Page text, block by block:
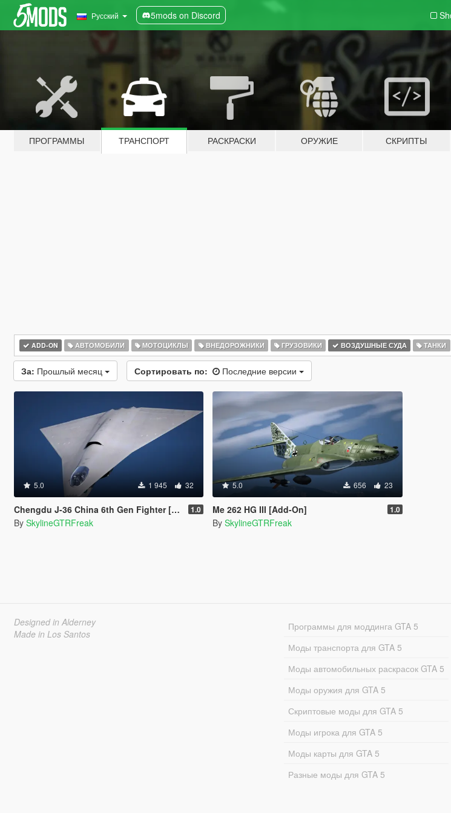
Русский 5mods on Discord
ПРОГРАММЫ ТРАНСПОРТ РАСКРАСКИ ОРУЖИЕ СКРИПТЫ
ADD-ON АВТОМОБИЛИ МОТОЦИКЛЫ ВНЕДОРОЖНИКИ ГРУЗОВИКИ ВОЗДУШНЫЕ СУДА ТАНКИ
За: Прошлый месяц Сортировать по: Последние версии
5.0 1 945 32
Chengdu J-36 China 6th Gen Fighter [Add-On | VehFuncs V] 1.0
By SkylineGTRFreak
5.0 656 23
Me 262 HG III [Add-On] 1.0
By SkylineGTRFreak
Designed in Alderney
Made in Los Santos
Программы для моддинга GTA 5
Моды транспорта для GTA 5
Моды автомобильных раскрасок GTA 5
Моды оружия для GTA 5
Скриптовые моды для GTA 5
Моды игрока для GTA 5
Моды карты для GTA 5
Разные моды для GTA 5